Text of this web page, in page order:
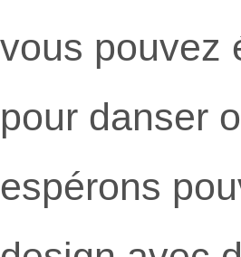
vous pouvez
pour danser
espérons